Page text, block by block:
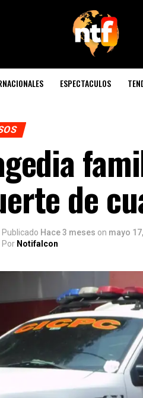
ESPECTACULOS
de
Publicado Hace 3 meses on mayo
Por Notifalcon